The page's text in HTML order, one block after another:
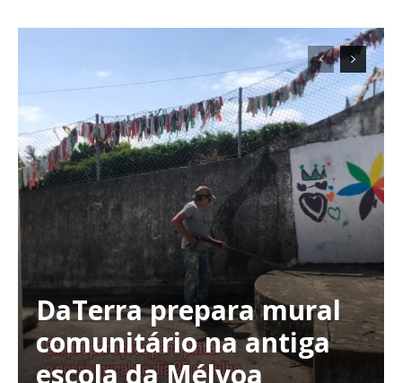
DaTerra prepara mural
comunitário na antiga
escola da Mélvoa